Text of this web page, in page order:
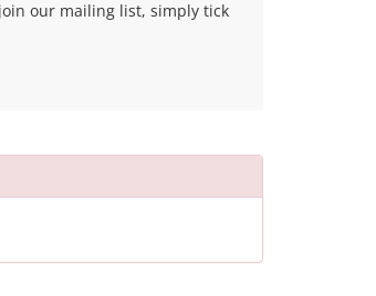
our mailing list, simply tick